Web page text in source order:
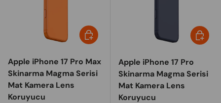
Apple iPhone 17 Pro Max
Skinarma Magma Serisi
Mat Kamera Lens
Koruyucu
Choose options
Apple iPhone 17 Pro
Skinarma Magma Serisi
Mat Kamera Lens
Koruyucu